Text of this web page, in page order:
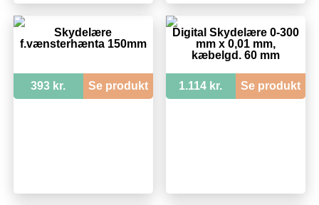
Skydelære
f.vænsterhænta 150mm
393 kr. Se produkt
Digital Skydelære 0-300
mm x 0,01 mm,
kæbelgd. 60 mm
1.114 kr. Se produkt